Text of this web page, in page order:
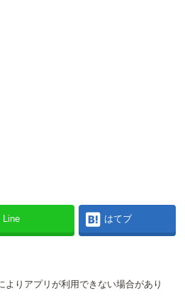
Line はてブ
りアプリが利用できない場合があり